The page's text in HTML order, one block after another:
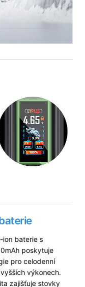
ion baterie s
poskytuje
pro celodenní
výkonech.
zajišťuje stovky